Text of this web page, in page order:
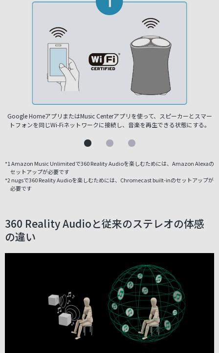
Google HomeアプリまたはMusic Centerアプリを使って、スピーカーとスマー
トフォンを同じWi-Fiネットワークに接続し、音楽を再生できる状態にする。
*1 Amazon Music Unlimitedで360 Reality Audioを楽しむためには、Amazon Alexaの
セットアップが必要です
*2 nugsで360 Reality Audioを楽しむためには、Chromecast built-inのセットアップが
必要です
360 Reality Audioと従来のステレオの体感
の違い